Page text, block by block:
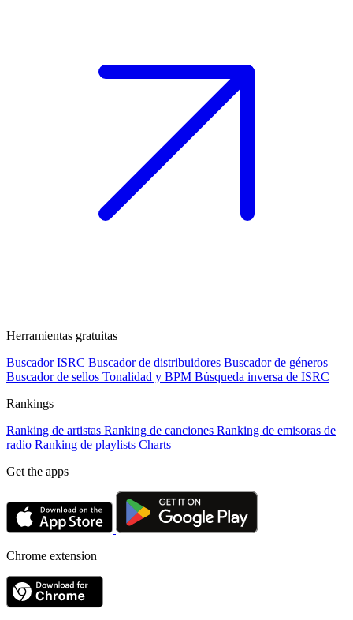
Herramientas gratuitas
Buscador ISRC Buscador de distribuidores Buscador de géneros
Buscador de sellos Tonalidad y BPM Búsqueda inversa de ISRC
Rankings
Ranking de artistas Ranking de canciones Ranking de emisoras de
radio Ranking de playlists Charts
Get the apps
Chrome extension